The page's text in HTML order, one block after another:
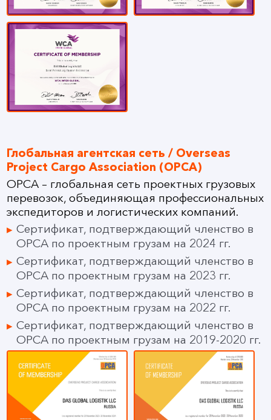
Глобальная агентская сеть / Overseas
Project Cargo Association (OPCA)
OPCA – глобальная сеть проектных грузовых
перевозок, объединяющая профессиональных
экспедиторов и логистических компаний.
Сертификат, подтверждающий членство в
OPCA по проектным грузам на 2024 гг.
Сертификат, подтверждающий членство в
OPCA по проектным грузам на 2023 гг.
Сертификат, подтверждающий членство в
OPCA по проектным грузам на 2022 гг.
Сертификат, подтверждающий членство в
OPCA по проектным грузам на 2019-2020 гг.